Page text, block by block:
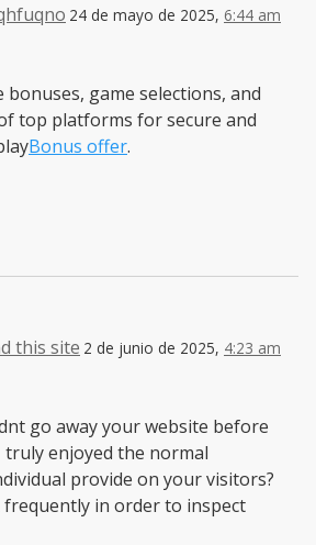
24 de mayo de 2025, 6:44 am
bonuses, game selections, and
top platforms for secure and
Bonus offer.
this site 2 de junio de 2025, 4:23 am
go away your website before
enjoyed the normal
provide on your visitors?
frequently in order to inspect